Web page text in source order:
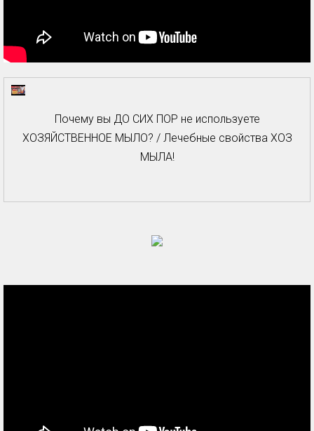
Почему вы ДО СИХ ПОР не используете
ХОЗЯЙСТВЕННОЕ МЫЛО? / Лечебные свойства ХОЗ
МЫЛА!